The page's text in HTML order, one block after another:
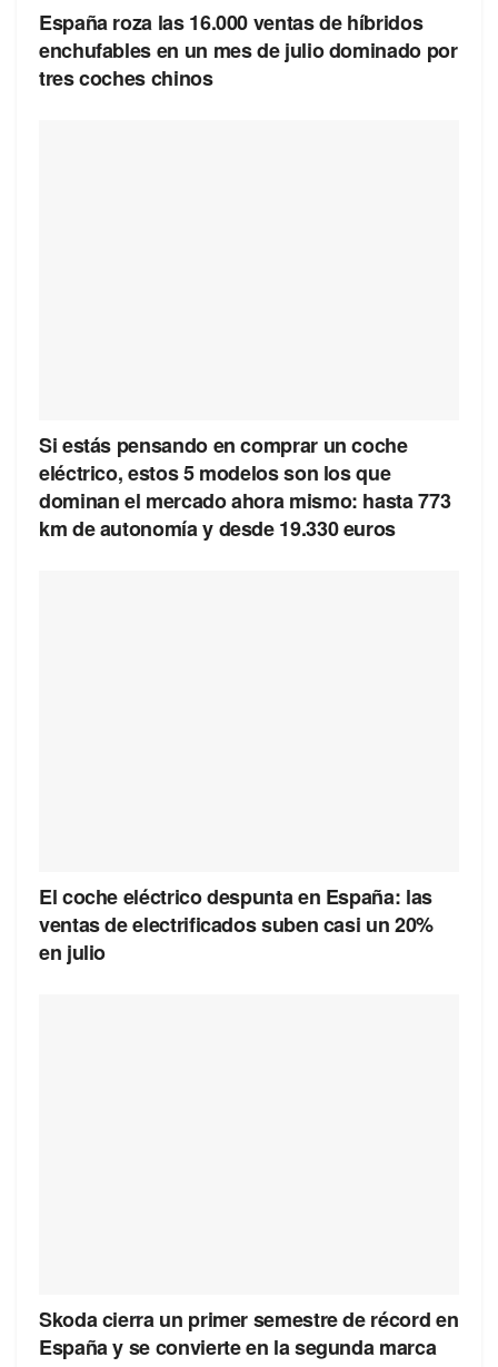
España roza las 16.000 ventas de híbridos
enchufables en un mes de julio dominado por
tres coches chinos
Si estás pensando en comprar un coche
eléctrico, estos 5 modelos son los que
dominan el mercado ahora mismo: hasta 773
km de autonomía y desde 19.330 euros
El coche eléctrico despunta en España: las
ventas de electrificados suben casi un 20%
en julio
Skoda cierra un primer semestre de récord en
España y se convierte en la segunda marca